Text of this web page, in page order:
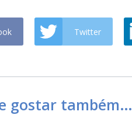
Twitter
gostar também…